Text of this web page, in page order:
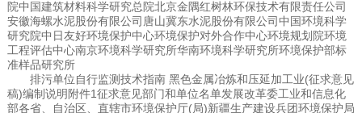
院中国建筑材料科学研究总院北京金隅红树林环保技术有限责任公司
安徽海螺水泥股份有限公司唐山冀东水泥股份有限公司中国环境科学
研究院中日友好环境保护中心环境保护对外合作中心环境规划院环境
工程评估中心南京环境科学研究所华南环境科学研究所环境保护部标
准样品研究所
排污单位自行监测技术指南 黑色金属冶炼和压延加工业(征求意见
稿)编制说明附件1征求意见部门和单位名单发展改革委工业和信息化
部各省、自治区、直辖市环境保护厅(局)新疆生产建设兵团环境保护局